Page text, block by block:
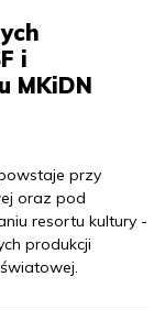
i
MKiDN
przy
oraz pod
resortu kultury -
produkcji